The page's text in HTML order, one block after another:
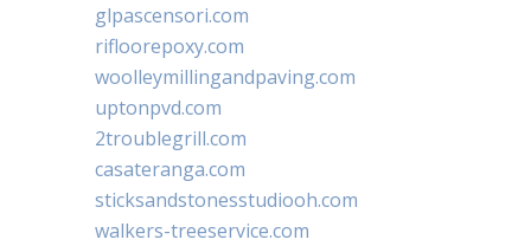
glpascensori.com
rifloorepoxy.com
woolleymillingandpaving.com
uptonpvd.com
2troublegrill.com
casateranga.com
sticksandstonesstudiooh.com
walkers-treeservice.com